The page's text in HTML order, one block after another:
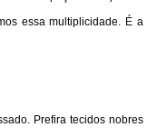
essa multiplicidade. É a
Prefira tecidos nobres